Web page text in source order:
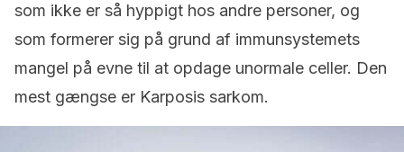
som ikke er så hyppigt hos andre personer, og
som formerer sig på grund af immunsystemets
mangel på evne til at opdage unormale celler. Den
mest gængse er Karposis sarkom.